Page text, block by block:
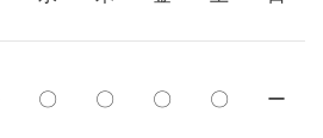
〇 〇 〇 〇 ー